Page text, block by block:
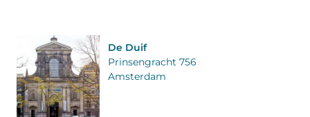
De Duif
Prinsengracht 756
Amsterdam